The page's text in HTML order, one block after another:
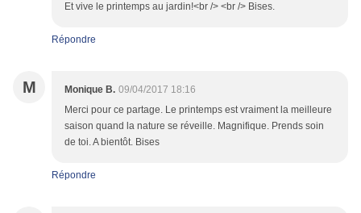
Et vive le printemps au jardin!<br /> <br /> Bises.
Répondre
M Monique B. 09/04/2017 18:16
Merci pour ce partage. Le printemps est vraiment la meilleure
saison quand la nature se réveille. Magnifique. Prends soin
de toi. A bientôt. Bises
Répondre